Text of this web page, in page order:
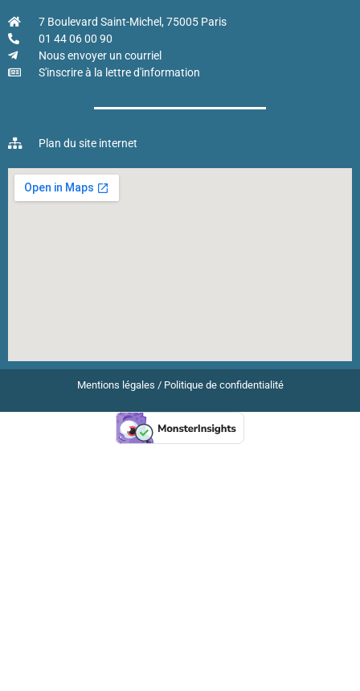
7 Boulevard Saint-Michel, 75005 Paris
01 44 06 00 90
Nous envoyer un courriel
S'inscrire à la lettre d'information
Plan du site internet
Mentions légales / Politique de confidentialité